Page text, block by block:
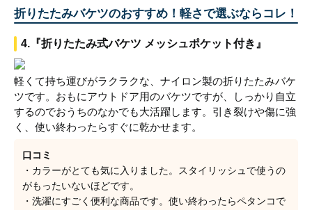
折りたたみバケツのおすすめ！軽さで選ぶならコレ！
4.『折りたたみ式バケツ メッシュポケット付き』
軽くて持ち運びがラクラクな、ナイロン製の折りたたみバケ
ツです。おもにアウトドア用のバケツですが、しっかり自立
するのでおうちのなかでも大活躍します。引き裂けや傷に強
く、使い終わったらすぐに乾かせます。
口コミ
・カラーがとても気に入りました。スタイリッシュで使うの
がもったいないほどです。
・洗濯にすごく便利な商品です。使い終わったらペタンコで